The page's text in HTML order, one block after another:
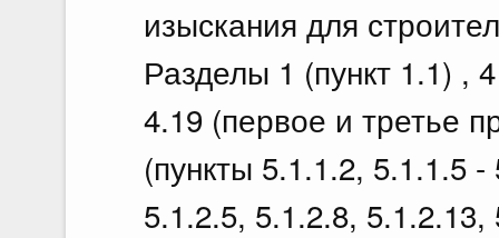
изыскания для
Разделы 1 (пункт 1.1) ,
4.19 (первое и третье
(пункты 5.1.1.2, 5.1.1.5
5.1.2.5, 5.1.2.8,